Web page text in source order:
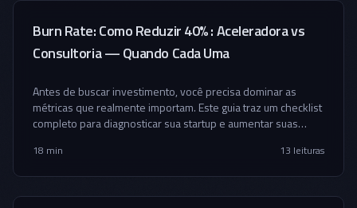
Burn Rate: Como Reduzir 40% : Aceleradora vs
Consultoria — Quando Cada Uma
Antes de buscar investimento, você precisa dominar as
métricas que realmente importam. Este guia traz um checklist
completo para diagnosticar sua startup e aumentar suas
18 min 13 leituras